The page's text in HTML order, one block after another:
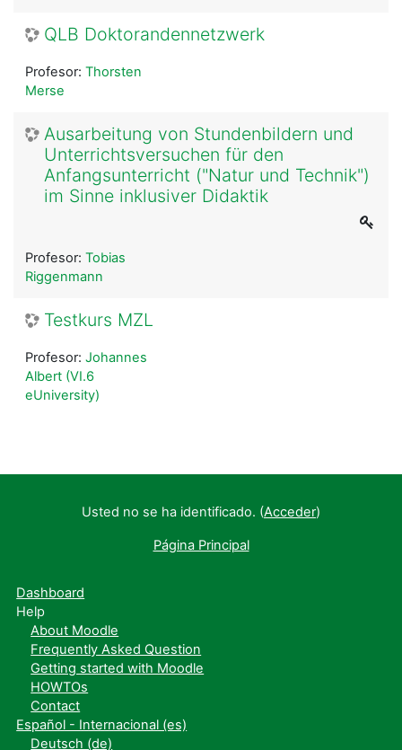
QLB Doktorandennetzwerk
Profesor: Thorsten
Merse
Ausarbeitung von Stundenbildern und
Unterrichtsversuchen für den
Anfangsunterricht ("Natur und Technik")
im Sinne inklusiver Didaktik
Profesor: Tobias
Riggenmann
Testkurs MZL
Profesor: Johannes
Albert (VI.6
eUniversity)
Usted no se ha identificado. (Acceder)
Página Principal
Dashboard
Help
About Moodle
Frequently Asked Question
Getting started with Moodle
HOWTOs
Contact
Español - Internacional ‎(es)‎
Deutsch ‎(de)‎